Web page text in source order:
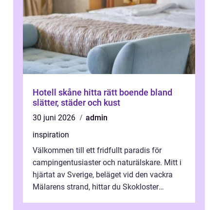
Hotell skåne hitta rätt boende bland
slätter, städer och kust
30 juni 2026
admin
inspiration
Välkommen till ett fridfullt paradis för
campingentusiaster och naturälskare. Mitt i
hjärtat av Sverige, beläget vid den vackra
Mälarens strand, hittar du Skokloster